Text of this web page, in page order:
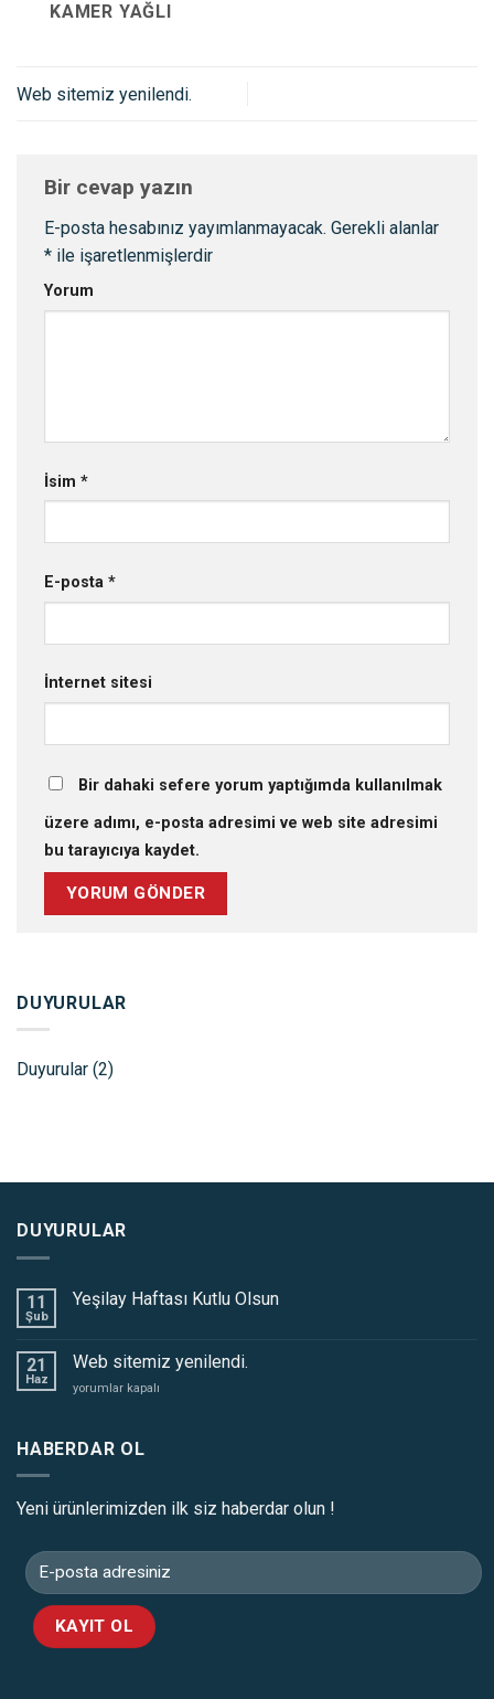
KAMER YAĞLI
Web sitemiz yenilendi.
Bir cevap yazın
E-posta hesabınız yayımlanmayacak. Gerekli alanlar
* ile işaretlenmişlerdir
Yorum
İsim *
E-posta *
İnternet sitesi
Bir dahaki sefere yorum yaptığımda kullanılmak
üzere adımı, e-posta adresimi ve web site adresimi
bu tarayıcıya kaydet.
DUYURULAR
Duyurular (2)
DUYURULAR
11
Şub
Yeşilay Haftası Kutlu Olsun
21
Haz
Web sitemiz yenilendi.
Web
için
yorumlar kapalı
HABERDAR OL
Yeni ürünlerimizden ilk siz haberdar olun !